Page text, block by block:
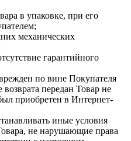
в упаковке, при его
механических
гарантийного
по вине Покупателя
возврата передан Товар не
приобретен в Интернет-
иные условия
не нарушающие права